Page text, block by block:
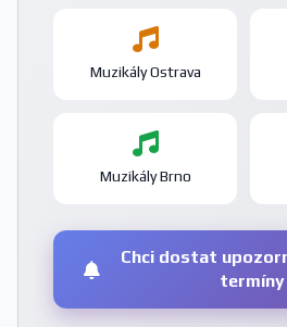
Muzikály Ostrava
Muzikály Brno
Chci dostat
termíny